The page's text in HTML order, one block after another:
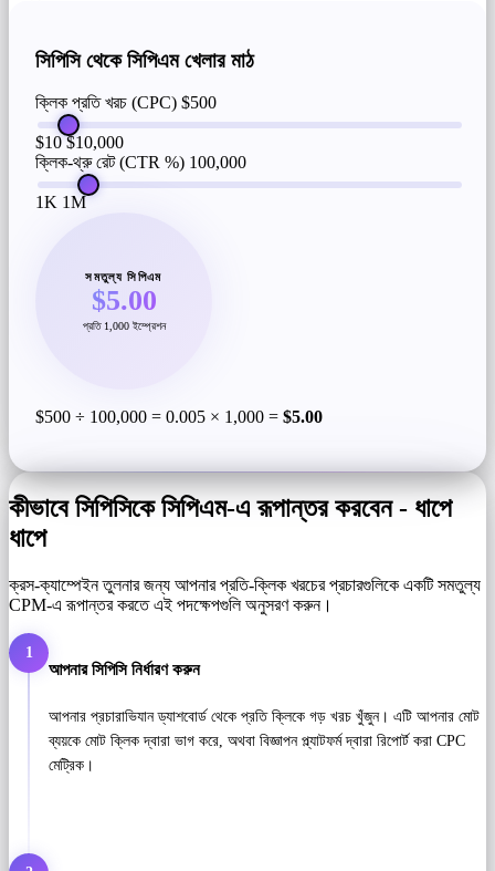
সিপিসি থেকে সিপিএম খেলার মাঠ
ক্লিক প্রতি খরচ (CPC) $500
$10 $10,000
ক্লিক-থ্রু রেট (CTR %) 100,000
1K 1M
সমতুল্য সিপিএম
$5.00
প্রতি 1,000 ইম্প্রেশন
$500 ÷ 100,000 = 0.005 × 1,000 = $5.00
কীভাবে সিপিসিকে সিপিএম-এ রূপান্তর করবেন - ধাপে
ধাপে
ক্রস-ক্যাম্পেইন তুলনার জন্য আপনার প্রতি-ক্লিক খরচের প্রচারগুলিকে একটি সমতুল্য
CPM-এ রূপান্তর করতে এই পদক্ষেপগুলি অনুসরণ করুন।
1
আপনার সিপিসি নির্ধারণ করুন
আপনার প্রচারাভিযান ড্যাশবোর্ড থেকে প্রতি ক্লিকে গড় খরচ খুঁজুন। এটি আপনার মোট
ব্যয়কে মোট ক্লিক দ্বারা ভাগ করে, অথবা বিজ্ঞাপন প্ল্যাটফর্ম দ্বারা রিপোর্ট করা CPC
মেট্রিক।